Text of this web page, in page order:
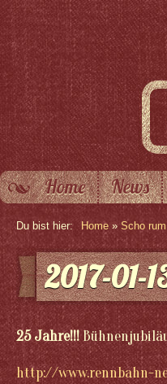
Home News
Du bist hier: Home » Scho
2017-01-
25 Jahre!!!
http://www.rennbahn-